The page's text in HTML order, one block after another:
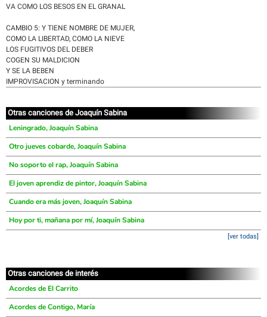
VA COMO LOS BESOS EN EL GRANAL
CAMBIO 5: Y TIENE NOMBRE DE MUJER,
COMO LA LIBERTAD, COMO LA NIEVE
LOS FUGITIVOS DEL DEBER
COGEN SU MALDICION
Y SE LA BEBEN
IMPROVISACION y terminando
Otras canciones de Joaquín Sabina
Leningrado, Joaquín Sabina
Otro jueves cobarde, Joaquín Sabina
No soporto el rap, Joaquín Sabina
El joven aprendiz de pintor, Joaquín Sabina
Cuando era más joven, Joaquín Sabina
Hoy por ti, mañana por mí, Joaquín Sabina
[ver todas]
Otras canciones de interés
Acordes de El Carrito
Acordes de Contigo, María